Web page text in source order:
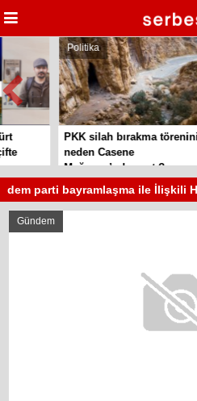
Politika
PKK silah bırakma törenini
neden Casene
Mağarası’nda yaptı?
dem parti bayramlaşma ile İlişkili
Gündem